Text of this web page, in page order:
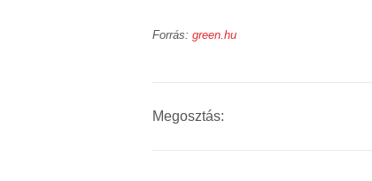
Forrás: green.hu
Megosztás: